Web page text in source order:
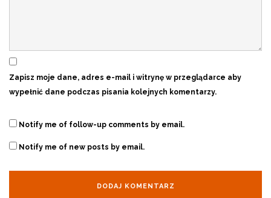
Zapisz moje dane, adres e-mail i witrynę w przeglądarce aby
wypełnić dane podczas pisania kolejnych komentarzy.
Notify me of follow-up comments by email.
Notify me of new posts by email.